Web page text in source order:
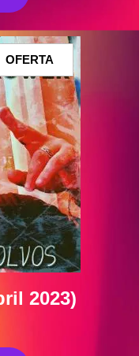
OFERTA
OFERTA
2023)